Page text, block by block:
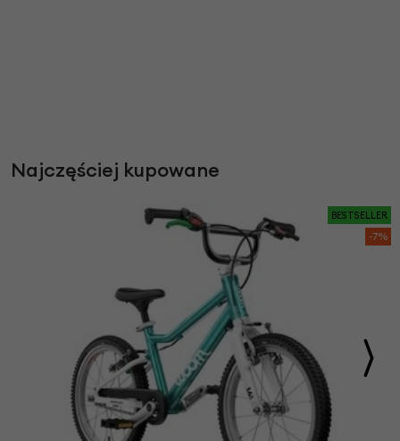
Najczęściej kupowane
BESTSELLER
-7%